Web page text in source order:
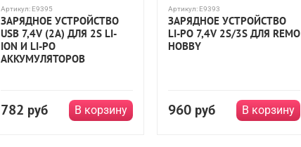
Артикул: E9395
ЗАРЯДНОЕ УСТРОЙСТВО
USB 7,4V (2А) ДЛЯ 2S LI-
ION И LI-PO
АККУМУЛЯТОРОВ
782 руб В корзину
Артикул: E9393
ЗАРЯДНОЕ УСТРОЙСТВО
LI-PO 7,4V 2S/3S ДЛЯ REMO
HOBBY
960 руб В корзину